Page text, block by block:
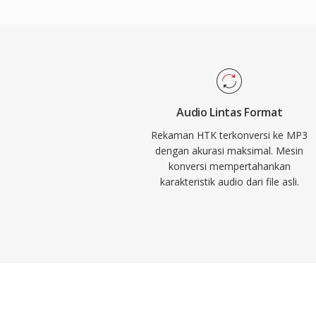
format audio yang paling didukung
semua pemutar media, sistem operasi,
Audio Lintas Format
Rekaman HTK terkonversi ke MP3
dengan akurasi maksimal. Mesin
konversi mempertahankan
karakteristik audio dari file asli.